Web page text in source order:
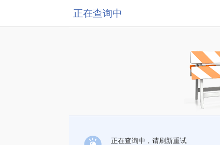
正在查询中
正在查询中，请刷新重试